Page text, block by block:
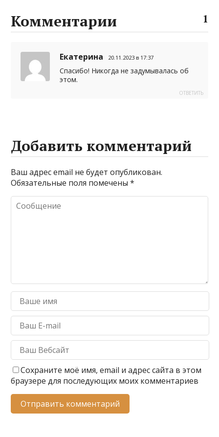
A
p
p
g
e
e a
m в
и
т
Комментарии 1
Екатерина 20.11.2023 в 17:37
Спасибо! Никогда не задумывалась об
этом.
ОТВЕТИТЬ
Добавить комментарий
Ваш адрес email не будет опубликован.
Обязательные поля помечены*
Сохраните моё имя, email и адрес сайта в этом
браузере для последующих моих комментариев